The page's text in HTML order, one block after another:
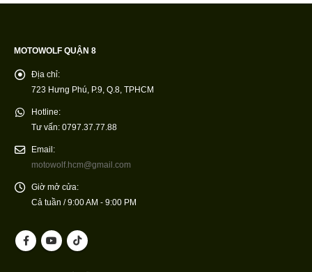
MOTOWOLF QUẬN 8
Địa chỉ:
723 Hưng Phú, P.9, Q.8, TPHCM
Hotline:
Tư vấn: 0797.37.77.88
Email:
motowolf.hcm@gmail.com
Giờ mở cửa:
Cả tuần / 9:00 AM - 9:00 PM